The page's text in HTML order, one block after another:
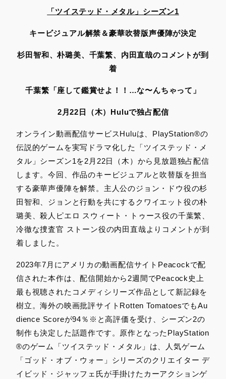
「ツイステッド・メタル」シーズン1
キービジュアル解禁＆豪華吹替版声優陣が決定
杉田智和、朴璐美、千葉繁、内田直哉のコメントが到
着
千葉繁「座して鑑賞せよ！！…な〜んちゃって」
2 月22日（木）Huluで独占配信
オンライン動画配信サービスHuluは、PlayStation®の
伝説的ゲームを実写ドラマ化した「ツイステッド・メ
タル」シーズン1を2月22日（木）から見放題独占配信
します。今回、作品のキービジュアルと吹替版を担当
する豪華声優陣を解禁。主人公のジョン・ドウ役の杉
田智和、ジョンと行動を共にするクワイエット役の朴
璐美、殺人ピエロ スウィート・トゥース役の千葉繁、
冷徹な捜査官 ストーン役の内田直哉よりコメントが到
着しました。
2023年7月にアメリカの動画配信サイトPeacockで配
信された本作は、配信開始から2週間でPeacock史上
最も視聴されたコメディシリーズ作品として新記録を
樹立。海外の映画批評サイトRotten TomatoesでもAu
dience Scoreが94％※と高評価を受け、シーズン2の
制作も決定した話題作です。原作となったPlayStation
®のゲーム「ツイステッド・メタル」は、人気ゲーム
「ゴッド・オブ・ウォー」シリーズのクリエイター デ
イビッド・ジャッフェ氏が手掛けたカーアクションゲ